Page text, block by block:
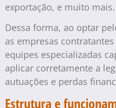
exportação, e muito mais.
Dessa forma, ao optar
as empresas
equipes especializadas
aplicar corretamente a
autuações e perdas
Estrutura e